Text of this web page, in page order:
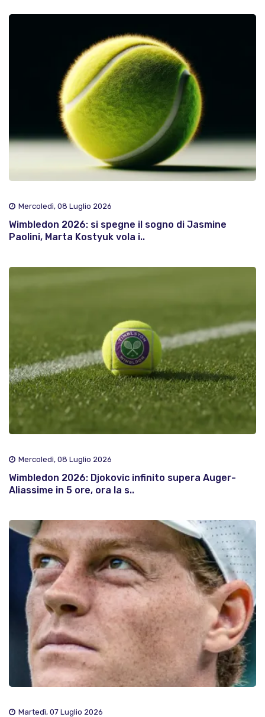
Mercoledì, 08 Luglio 2026
Wimbledon 2026: si spegne il sogno di Jasmine
Paolini, Marta Kostyuk vola i..
Mercoledì, 08 Luglio 2026
Wimbledon 2026: Djokovic infinito supera Auger-
Aliassime in 5 ore, ora la s..
Martedì, 07 Luglio 2026